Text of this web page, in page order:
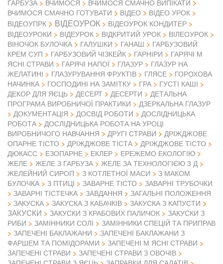
ГАРБУЗА
ВЧИМОСЯ
ВЧИМОСЯ СМАЧНО ВИПІКАТИ
ВЧИМОСЯ СМАЧНО ГОТУВАТИ
ВІДЕО
ВІДЕО УРОК
ВІДЕОУПРК
ВІДЕОУРОК
ВІДЕОУРОК КОНДИТЕР
ВІДЕОУРОКИ
ВІДЕУРОК ВІДКРИТИЙ УРОК
ВІЛЕОУРОК
ВІНОЧОК БУЛОЧКА
ГАЛУШКИ ГАНАШ
ГАРБУЗОВИЙ
КРЕМ СУП
ГАРБУЗОВИЙ ЧІЗКЕЙК ГАРНІРИ
ГАРЯЧІ М
ЯСНІ СТРАВИ
ГАРЯЧІ НАПОЇ ГЛАЗУР
ГЛАЗУР НА
ЖЕЛАТИНІ
ГЛАЗУРУВАННЯ ФРУКТІВ ГЛЯСЕ
ГОРОХОВА
НАЧИНКА
ГОСПОДИНІ НА ЗАМІТКУ ГРА
ГУСТІ КАШІ
ДЕКОР ДЛЯ ЯЄЦЬ
ДЕСЕРТ ДЕСЕРТИ
ДЕТАЛЬНА
ПРОГРАМА ВИРОБНИЧОЇ ПРАКТИКИ
ДЗЕРКАЛЬНА ГЛАЗУР
ДОКУМЕНТАЦІЯ
ДОСВІД РОБОТИ
ДОСЛІДНИЦЬКА
РОБОТА
ДОСЛІДНИЦЬКА РОБОТА НА УРОЦІ
ВИРОБНИЧОГО НАВЧАННЯ
ДРУГІ СТРАВИ
ДРІЖДЖОВЕ
ОПАРНЕ ТІСТО
ДРІЖДЖОВЕ ТІСТА
ДРІЖДЖОВЕ ТІСТО
ДЮКАСС
ЕЗОПАРНЕ ЕКЛЕР
ЕРЕЖЕМО ЕКОЛОГІЮ
ЖЕЛЕ
ЖЕЛЕ З ГАРБУЗА
ЖЕЛЕ ЗА ТЕХНОЛОГІЄЮ 3 Д
ЖЕЛЕЙНИЙ СИРОП
З КОТЛЕТНОЇ МАСИ
З МАКОМ
БУЛОЧКА
З ПТИЦІ ЗАВАРНЕ ТІСТО
ЗАВАРНІ ТРУБОЧКИ
ЗАВАРНІ ТІСТЕЧКА
ЗАВДАННЯ
ЗАГАЛЬНІ ПОЛОЖЕННЯ
ЗАКУСКА
ЗАКУСКА З КАБАЧКІВ ЗАКУСКА З КАПУСТИ
ЗАКУСКИ ЗАКУСКИ З КРАБОВИХ ПАЛИЧОК
ЗАКУСКИ З
РИБИ
ЗАМІННИКИ СОЛІ
ЗАМІННИКИ СПЕЦІЙ ТА ПРИПРАВ
ЗАПЕЧЕНІ БАКЛАЖАНИ
ЗАПЕЧЕНІ БАКЛАЖАНИ З
ФАРШЕМ ТА ПОМІДОРАМИ
ЗАПЕЧЕНІ М ЯСНІ СТРАВИ
ЗАПЕЧЕНІ СТРАВИ
ЗАПЕЧЕНІ СТРАВИ З ОВОЧІВ